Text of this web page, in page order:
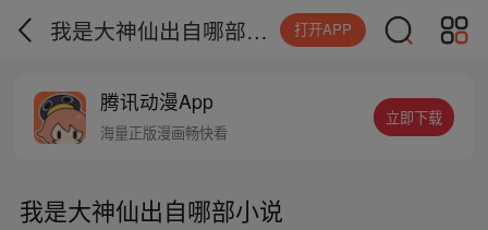
我是大神仙出自哪部小说 打开APP
腾讯动漫App
海量正版漫画畅快看
立即下载
我是大神仙出自哪部小说